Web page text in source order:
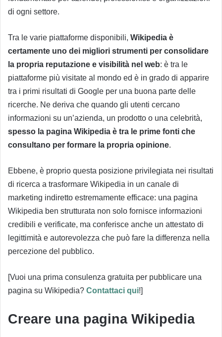
di ogni settore.
Tra le varie piattaforme disponibili, Wikipedia è
certamente uno dei migliori strumenti per consolidare
la propria reputazione e visibilità nel web: è tra le
piattaforme più visitate al mondo ed è in grado di apparire
tra i primi risultati di Google per una buona parte delle
ricerche. Ne deriva che quando gli utenti cercano
informazioni su un’azienda, un prodotto o una celebrità,
spesso la pagina Wikipedia è tra le prime fonti che
consultano per formare la propria opinione.
Ebbene, è proprio questa posizione privilegiata nei risultati
di ricerca a trasformare Wikipedia in un canale di
marketing indiretto estremamente efficace: una pagina
Wikipedia ben strutturata non solo fornisce informazioni
credibili e verificate, ma conferisce anche un attestato di
legittimità e autorevolezza che può fare la differenza nella
percezione del pubblico.
[Vuoi una prima consulenza gratuita per pubblicare una
pagina su Wikipedia? Contattaci qui!]
Creare una pagina Wikipedia